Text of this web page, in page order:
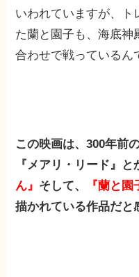
いわれていますが、ト
た蘭と園子も、海底神
合わせで戦っているん
この映画は、300年前
『メアリ・リード』と
ん』 そして、 『蘭と園
描かれている作品だと